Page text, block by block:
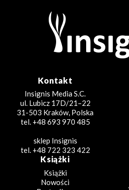
Kontakt
Insignis Media S.C.
ul. Lubicz 17D/21–22
31-503 Kraków, Polska
tel. +48 693 970 485
sklep Insignis
tel. +48 722 323 422
Książki
Książki
Nowości